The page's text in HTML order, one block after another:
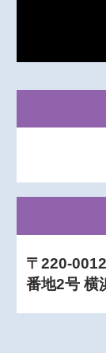
〒220-
番地2号 横